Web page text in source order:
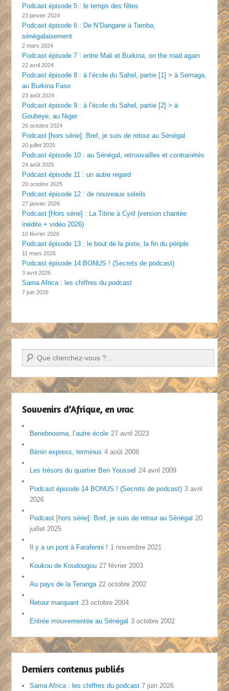
Podcast épisode 5 : le temps des fêtes
23 janvier 2024
Podcast épisode 6 : De N’Dangane à Tamba,
sénégalaisement
2 mars 2024
Podcast épisode 7 : entre Mali et Burkina, on the road again
22 avril 2024
Podcast épisode 8 : à l’école du Sahel, partie [1] > à Semaga,
au Burkina Faso
23 août 2024
Podcast épisode 9 : à l’école du Sahel, partie [2] > à
Goubeye, au Niger
26 octobre 2024
Podcast [hors série]: Bref, je suis de retour au Sénégal
20 juillet 2025
Podcast épisode 10 : au Sénégal, retrouvailles et contrariétés
24 août 2025
Podcast épisode 11 : un autre regard
20 octobre 2025
Podcast épisode 12 : de nouveaux soleils
27 janvier 2026
Podcast [Hors série] : La Titine à Cyril (version chantée
inédite + vidéo 2026)
10 février 2026
Podcast épisode 13 : le bout de la piste, la fin du périple
11 mars 2026
Podcast épisode 14 BONUS ! (Secrets de podcast)
3 avril 2026
Sama Africa : les chiffres du podcast
7 juin 2026
Recherche
Souvenirs d’Afrique, en vrac
Benebnooma, l’autre école 27 avril 2023
Bénin express, terminus 4 août 2008
Les trésors du quartier Ben Youssef 24 avril 2009
Podcast épisode 14 BONUS ! (Secrets de podcast) 3 avril
2026
Podcast [hors série]: Bref, je suis de retour au Sénégal 20
juillet 2025
Il y a un pont à Farafenni ! 1 novembre 2021
Koukou de Koudougou 27 février 2003
Au pays de la Teranga 22 octobre 2002
Retour marquant 23 octobre 2004
Entrée mouvementée au Sénégal 3 octobre 2002
Derniers contenus publiés
Sama Africa : les chiffres du podcast 7 juin 2026